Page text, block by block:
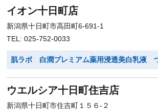
イオン十日町店
新潟県十日町市高田町6-691-1
TEL: 025-752-0033
肌ラボ 白潤プレミアム薬用浸透美白乳液
ウエルシア十日町住吉店
新潟県十日町市住吉町１５６-２